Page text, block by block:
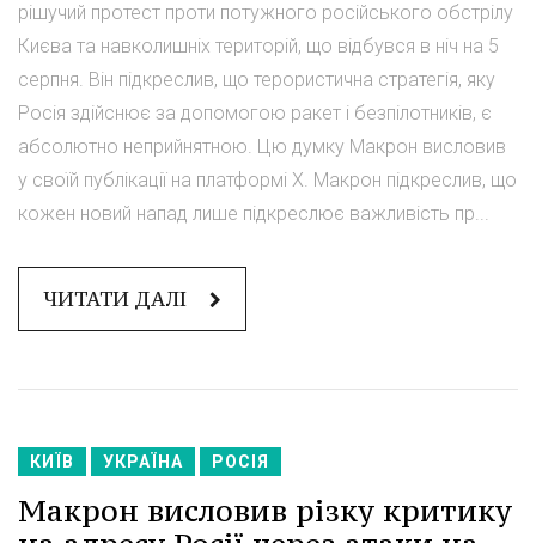
рішучий протест проти потужного російського обстрілу
Києва та навколишніх територій, що відбувся в ніч на 5
серпня. Він підкреслив, що терористична стратегія, яку
Росія здійснює за допомогою ракет і безпілотників, є
абсолютно неприйнятною. Цю думку Макрон висловив
у своїй публікації на платформі X. Макрон підкреслив, що
кожен новий напад лише підкреслює важливість пр...
ЧИТАТИ ДАЛІ
КИЇВ УКРАЇНА РОСІЯ
Макрон висловив різку критику